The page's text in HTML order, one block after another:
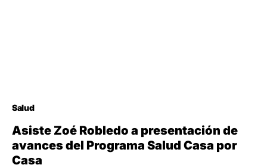
Salud
Asiste Zoé Robledo a presentación de
avances del Programa Salud Casa por
Casa